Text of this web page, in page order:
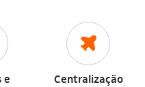
e
icon-itaufonts_viagem icon
Centralização